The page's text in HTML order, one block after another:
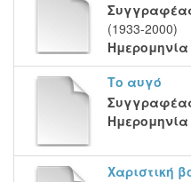
(1933-2000)
Το αυγό
Χαριστική